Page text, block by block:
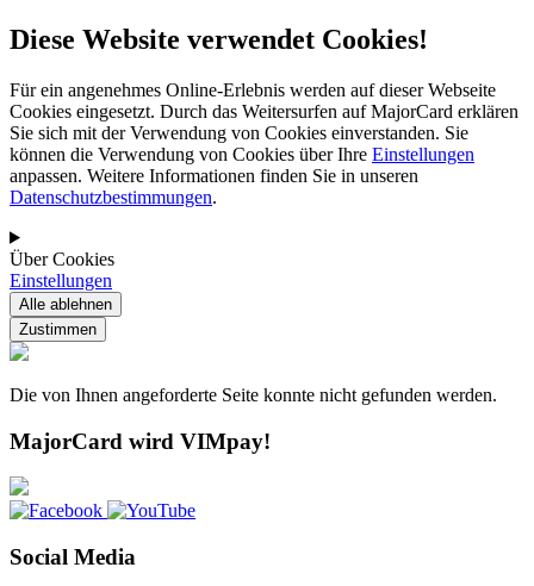
Diese Website verwendet Cookies!
Für ein angenehmes Online-Erlebnis werden auf dieser Webseite
Cookies eingesetzt. Durch das Weitersurfen auf MajorCard erklären
Sie sich mit der Verwendung von Cookies einverstanden. Sie
können die Verwendung von Cookies über Ihre Einstellungen
anpassen. Weitere Informationen finden Sie in unseren
Datenschutzbestimmungen.
Über Cookies
Einstellungen
Die von Ihnen angeforderte Seite konnte nicht gefunden werden.
MajorCard wird VIMpay!
Social Media